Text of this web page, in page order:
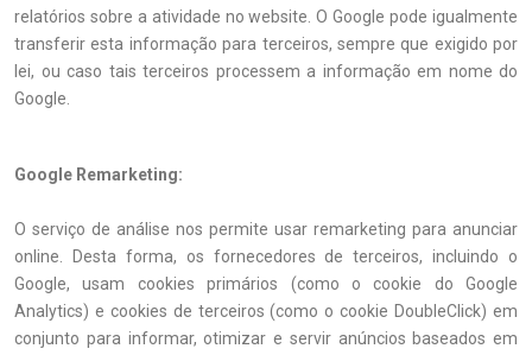
relatórios sobre a atividade no website. O Google pode igualmente
transferir esta informação para terceiros, sempre que exigido por
lei, ou caso tais terceiros processem a informação em nome do
Google.
Google Remarketing:
O serviço de análise nos permite usar remarketing para anunciar
online. Desta forma, os fornecedores de terceiros, incluindo o
Google, usam cookies primários (como o cookie do Google
Analytics) e cookies de terceiros (como o cookie DoubleClick) em
conjunto para informar, otimizar e servir anúncios baseados em